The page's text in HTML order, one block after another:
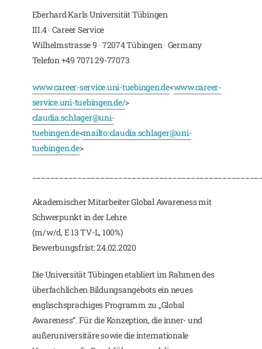
Eberhard Karls Universität Tübingen
III.4 ∙ Career Service
Wilhelmstrasse 9 ∙ 72074 Tübingen ∙ Germany
Telefon +49 7071 29-77073
www.career-service.uni-tuebingen.de<www.career-
service.uni-tuebingen.de/>
claudia.schlager@uni-
tuebingen.de<mailto:claudia.schlager@uni-
tuebingen.de>
Akademischer Mitarbeiter Global Awareness mit
Schwerpunkt in der Lehre
(m/w/d, E 13 TV-L, 100%)
Bewerbungsfrist: 24.02.2020
Die Universität Tübingen etabliert im Rahmen des
überfachlichen Bildungsangebots ein neues
englischsprachiges Programm zu „Global
Awareness“. Für die Konzeption, die inner- und
außeruniversitäre sowie die internationale